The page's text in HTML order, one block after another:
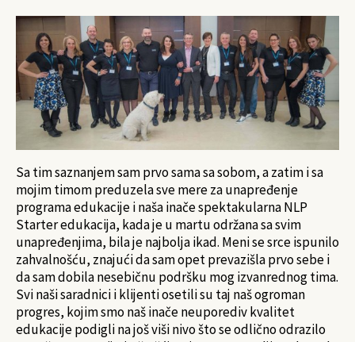
Sa tim saznanjem sam prvo sama sa sobom, a zatim i sa
mojim timom preduzela sve mere za unapređenje
programa edukacije i naša inače spektakularna NLP
Starter edukacija, kada je u martu održana sa svim
unapređenjima, bila je najbolja ikad. Meni se srce ispunilo
zahvalnošću, znajući da sam opet prevazišla prvo sebe i
da sam dobila nesebičnu podršku mog izvanrednog tima.
Svi naši saradnici i klijenti osetili su taj naš ogroman
progres, kojim smo naš inače neuporediv kvalitet
edukacije podigli na još viši nivo što se odlično odrazilo